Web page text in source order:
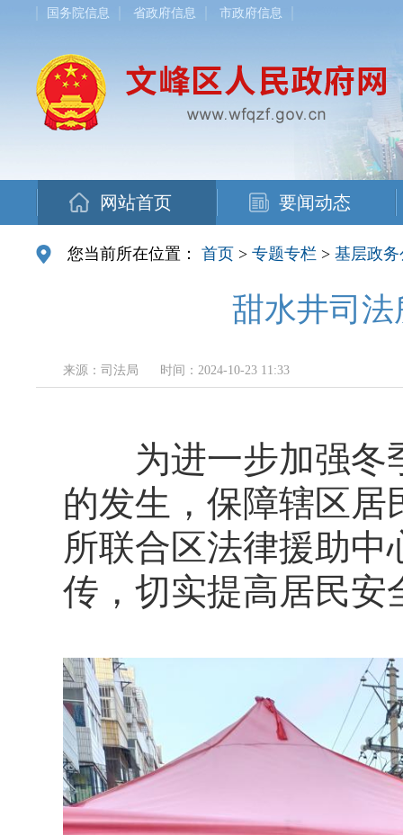
国务院信息 省政府信息 市政府信息
网站首页 要闻动态
您当前所在位置： 首页 > 专题专栏 > 基层政
甜水井司
来源：司法局 时间：2024-10-23 11:33
为进一步加强冬季
的发生，保障辖区居
所联合区法律援助
传，切实提高居民安